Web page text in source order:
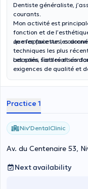
Dentiste généraliste,
courants.
Mon activité est
fonction et de
que les facettes,
Je m’appuie sur les
techniques les plus
adaptés, fiables et
Les soins sont réalisés
exigences de qualité et
Practice 1
Niv'DentalClinic
Av. du Centenaire 53,
Next availability